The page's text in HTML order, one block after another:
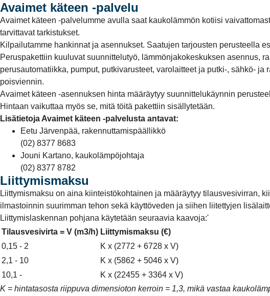
Avaimet käteen -palvelu
Avaimet käteen -palvelumme avulla saat kaukolämmön kotiisi
tarvittavat tarkistukset.
Kilpailutamme hankinnat ja asennukset. Saatujen tarjousten perusteella
Peruspakettiin kuuluvat suunnittelutyö, lämmönjakokeskuksen asennus,
perusautomatiikka, pumput, putkivarusteet, varolaitteet ja putki-, sähkö-
poisviennin.
Avaimet käteen -asennuksen hinta määräytyy suunnittelukäynnin
Hintaan vaikuttaa myös se, mitä töitä pakettiin sisällytetään.
Lisätietoja Avaimet käteen -palvelusta antavat:
Eetu Järvenpää, rakennuttamispäällikkö
(02) 8377 8683
Jouni Kartano, kaukolämpöjohtaja
(02) 8377 8782
Liittymismaksu
Liittymismaksu on aina kiinteistökohtainen ja määräytyy tilausvesivirran,
ilmastoinnin suurimman tehon sekä käyttöveden ja siihen liitettyjen
Liittymislaskennan pohjana käytetään seuraavia kaavoja:'
Tilausvesivirta = V (m3/h) Liittymismaksu (€)
0,15 - 2
K x (2772 + 6728 x V)
2,1 - 10
K x (5862 + 5046 x V)
10,1 -
K x (22455 + 3364 x V)
K = hintatasosta riippuva dimensioton kerroin = 1,3, mikä vastaa